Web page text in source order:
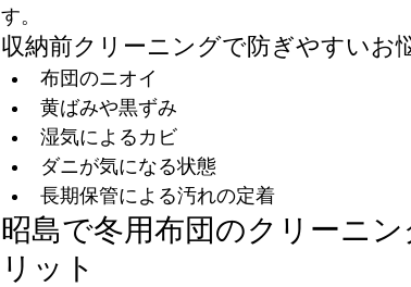
す。
収納前クリーニングで防ぎやすいお
布団のニオイ
黄ばみや黒ずみ
湿気によるカビ
ダニが気になる状態
長期保管による汚れの定着
昭島で冬用布団のクリーニ
リット